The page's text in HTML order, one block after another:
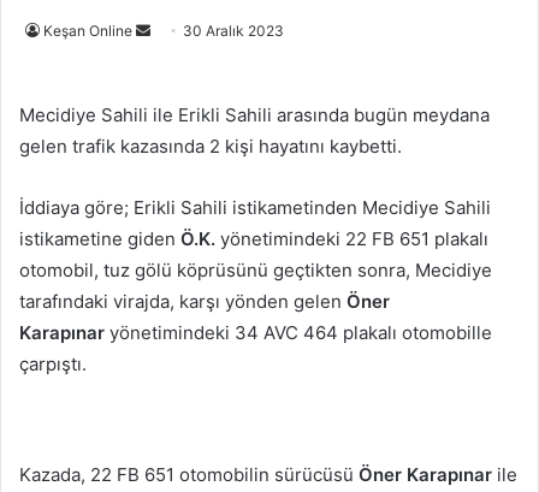
Keşan Online
Bir
göndermek
30 Aralık 2023
Mecidiye Sahili ile Erikli Sahili arasında bugün meydana
gelen trafik kazasında 2 kişi hayatını kaybetti.
İddiaya göre; Erikli Sahili istikametinden Mecidiye Sahili
istikametine giden Ö.K. yönetimindeki 22 FB 651 plakalı
otomobil, tuz gölü köprüsünü geçtikten sonra, Mecidiye
tarafındaki virajda, karşı yönden gelen Öner
Karapınar yönetimindeki 34 AVC 464 plakalı otomobille
çarpıştı.
Kazada, 22 FB 651 otomobilin sürücüsü Öner Karapınar ile